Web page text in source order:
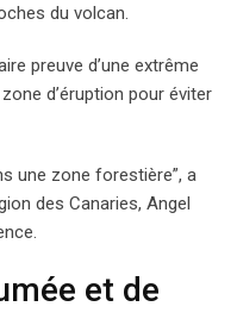
du volcan.
preuve d’une extrême
d’éruption pour éviter
une zone forestière”, a
des Canaries, Angel
et de